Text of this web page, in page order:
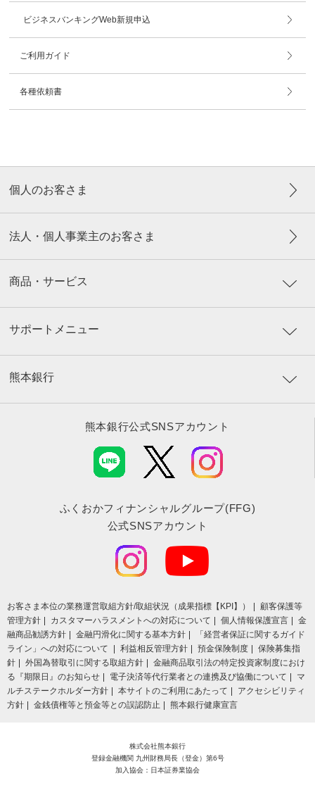
ビジネスバンキングWeb新規申込
ご利用ガイド
各種依頼書
個人のお客さま
法人・個人事業主のお客さま
商品・サービス
サポートメニュー
熊本銀行
熊本銀行公式SNSアカウント
ふくおかフィナンシャルグループ(FFG)
公式SNSアカウント
お客さま本位の業務運営取組⽅針/取組状況（成果指標【KPI】）
顧客保護等
管理方針
カスタマーハラスメントへの対応について 個人情報保護宣言
金
融商品勧誘方針
金融円滑化に関する基本方針
「経営者保証に関するガイド
ライン」への対応について
利益相反管理方針 預金保険制度
保険募集指
針
外国為替取引に関する取組方針
金融商品取引法の特定投資家制度におけ
る『期限日』のお知らせ
電子決済等代行業者との連携及び協働について
マ
ルチステークホルダー方針
本サイトのご利用にあたって
アクセシビリティ
方針
金銭債権等と預金等との誤認防止 熊本銀行健康宣言
株式会社熊本銀行
登録金融機関 九州財務局長（登金）第6号
加入協会：日本証券業協会